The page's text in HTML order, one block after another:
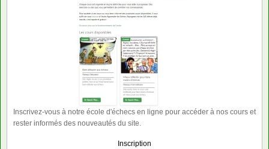
Inscrivez-vous à notre école d'échecs en ligne pour accéder à nos cours et
rester informés des nouveautés du site.
Inscription